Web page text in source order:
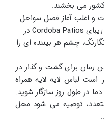
می بخشند.
و اغلب آغاز فصل سواحل
محسوب می شود. فستیوال زیبای Cordoba Patios در
چشم هر بیننده ای را
زمان برای گشت و گذار در
لباس لایه لایه همراه
دما در طول روز سازگار شوید.
توصیه می شود محل